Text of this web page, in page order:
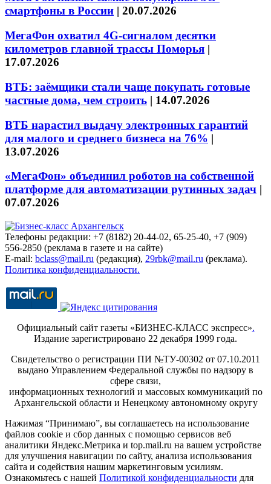
смартфоны в России | 20.07.2026
МегаФон охватил 4G-сигналом десятки
километров главной трассы Поморья |
17.07.2026
ВТБ: заёмщики стали чаще покупать готовые
частные дома, чем строить | 14.07.2026
ВТБ нарастил выдачу электронных гарантий
для малого и среднего бизнеса на 76% |
13.07.2026
«МегаФон» объединил роботов на собственной
платформе для автоматизации рутинных задач |
07.07.2026
Телефоны редакции: +7 (8182) 20-44-02, 65-25-40, +7 (909)
556-2850 (реклама в газете и на сайте)
E-mail: bclass@mail.ru (редакция), 29rbk@mail.ru (реклама).
Политика конфиденциальности.
Официальный сайт газеты «БИЗНЕС-КЛАСС экспресс».
Издание зарегистрировано 22 декабря 1999 года.
Свидетельство о регистрации ПИ №ТУ-00302 от 07.10.2011
выдано Управлением Федеральной службы по надзору в
сфере связи,
информационных технологий и массовых коммуникаций по
Архангельской области и Ненецкому автономному округу
Нажимая “Принимаю”, вы соглашаетесь на использование
файлов cookie и сбор данных с помощью сервисов веб
аналитики Яндекс.Метрика и top.mail.ru на вашем устройстве
для улучшения навигации по сайту, анализа использования
сайта и содействия нашим маркетинговым усилиям.
Ознакомьтесь с нашей Политикой конфиденциальности для